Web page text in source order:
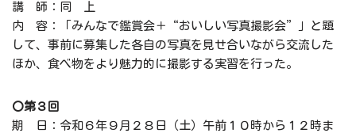
講 師：同 上
内 容：「みんなで鑑賞会＋“おいしい写真撮影会”」と題
して、事前に募集した各自の写真を見せ合いながら交流した
ほか、食べ物をより魅力的に撮影する実習を行った。
〇第３回
期 日：令和６年９月２８日（土）午前１０時から１２時ま